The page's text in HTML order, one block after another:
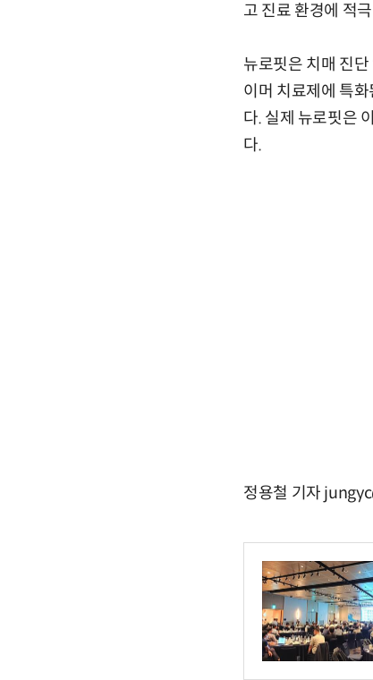
고 진료 환경에 적
뉴로핏은 치매 진
이머 치료제에 특
다. 실제 뉴로핏은
다.
정용철 기자